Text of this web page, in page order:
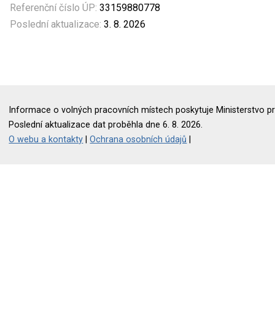
Referenční číslo ÚP: 33159880778
Poslední aktualizace: 3. 8. 2026
Informace o volných pracovních místech poskytuje Ministerstvo
Poslední aktualizace dat proběhla dne 6. 8. 2026.
O webu a kontakty |Ochrana osobních údajů